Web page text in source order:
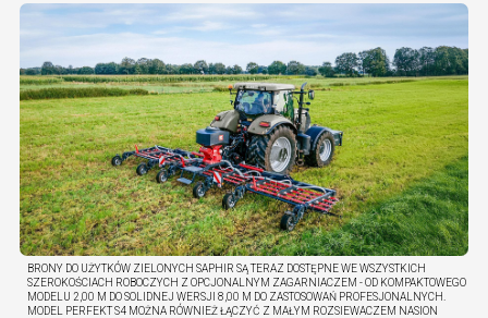
BRONY DO UŻYTKÓW ZIELONYCH SAPHIR SĄ TERAZ DOSTĘPNE WE WSZYSTKICH
SZEROKOŚCIACH ROBOCZYCH Z OPCJONALNYM ZAGARNIACZEM - OD KOMPAKTOWEGO
MODELU 2,00 M DO SOLIDNEJ WERSJI 8,00 M DO ZASTOSOWAŃ PROFESJONALNYCH.
MODEL PERFEKT S4 MOŻNA RÓWNIEŻ ŁĄCZYĆ Z MAŁYM ROZSIEWACZEM NASION